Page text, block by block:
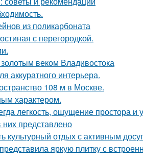
из поликарбоната
с перегородкой.
веком Владивостока
аккуратного интерьера.
108 м в Москве.
характером.
легкость, ощущение простора и
них представлено
культурный отдых с активным
яркую плитку с